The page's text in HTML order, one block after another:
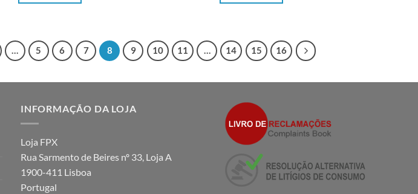
… 5 6 7 8 9 10 11 … 14 15 16
INFORMAÇÃO DA LOJA
Loja FPX
Rua Sarmento de Beires nº 33, Loja A
1900-411 Lisboa
Portugal